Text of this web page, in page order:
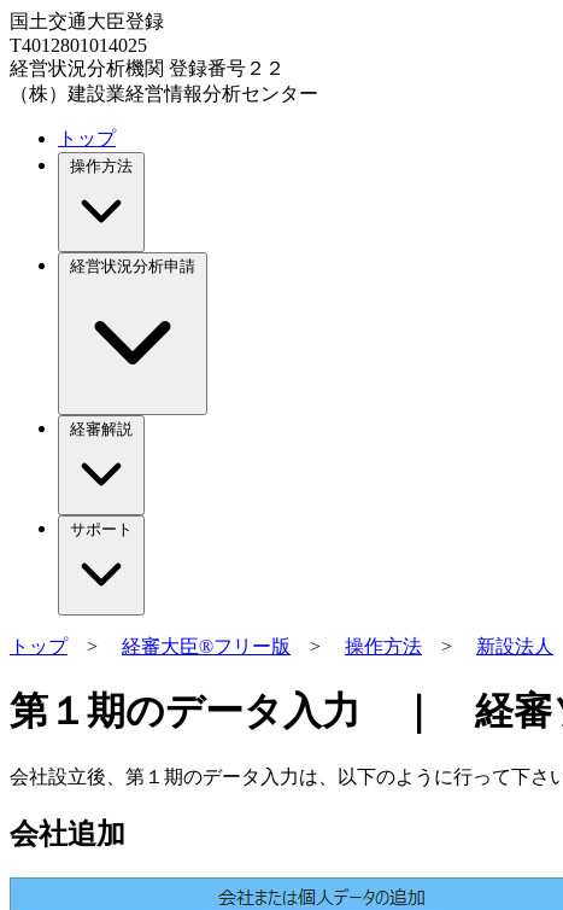
国土交通大臣登録
T4012801014025
経営状況分析機関 登録番号２２
（株）建設業経営情報分析センター
トップ
操作方法
経営状況分析申請
経審解説
サポート
トップ> 経審大臣®フリー版 > 操作方法 > 新設法人
第１期のデータ入力 ｜ 経審
会社設立後、第１期のデータ入力は、以下のように行って下さい
会社追加